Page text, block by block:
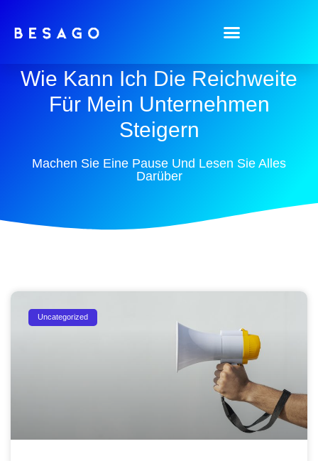
Wie Kann Ich Die Reichweite
Für Mein Unternehmen
Steigern
Machen Sie Eine Pause Und Lesen Sie Alles
Darüber
Uncategorized